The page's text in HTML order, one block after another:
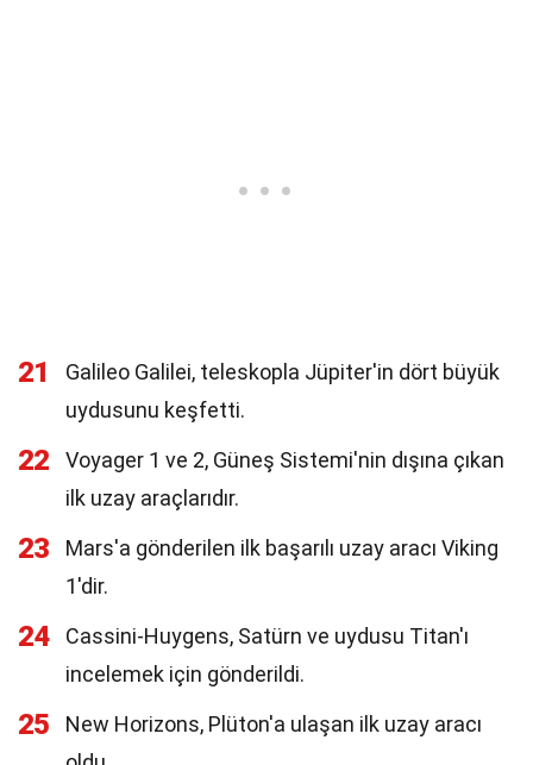
21
Galileo Galilei, teleskopla Jüpiter'in dört büyük
uydusunu keşfetti.
22
Voyager 1 ve 2, Güneş Sistemi'nin dışına çıkan
ilk uzay araçlarıdır.
23
Mars'a gönderilen ilk başarılı uzay aracı Viking
1'dir.
24
Cassini-Huygens, Satürn ve uydusu Titan'ı
incelemek için gönderildi.
25
New Horizons, Plüton'a ulaşan ilk uzay aracı